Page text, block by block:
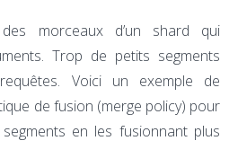
morceaux d’un shard qui
Trop de petits segments
Voici un exemple de
de fusion (merge policy) pour
en les fusionnant plus